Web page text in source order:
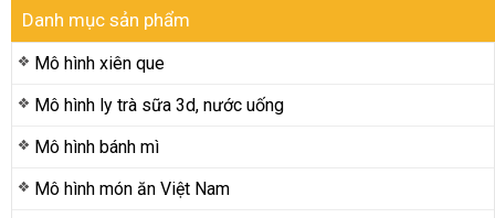
Danh mục sản phẩm
Mô hình xiên que
Mô hình ly trà sữa 3d, nước uống
Mô hình bánh mì
Mô hình món ăn Việt Nam